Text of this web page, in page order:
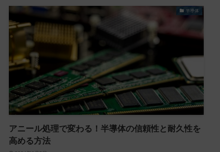
半導体
アニール処理で変わる！半導体の信頼性と耐久性を
高める方法